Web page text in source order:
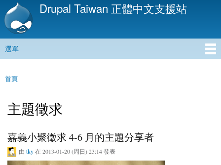
移
內
Drupal Taiwan 正體中文支援站
主選單
選單
您在這裡
首頁
主題徵求
嘉義小聚徵求 4-6 月的主題分享者
由 tky在 2013-01-20 (周日) 23:14 發表